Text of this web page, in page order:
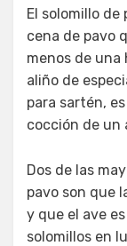
El solomillo
cena de pavo
menos de una
aliño de
para sartén,
cocción de un
Dos de las
pavo son que
y que el ave
solomillos en